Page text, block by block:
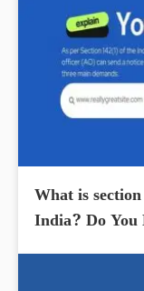
What is
India? Do You